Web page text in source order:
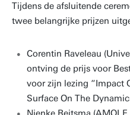
Tijdens de afsluitende
twee belangrijke prijzen
Corentin Raveleau
ontving de prijs voor
voor zijn lezing “Impact
Surface On The